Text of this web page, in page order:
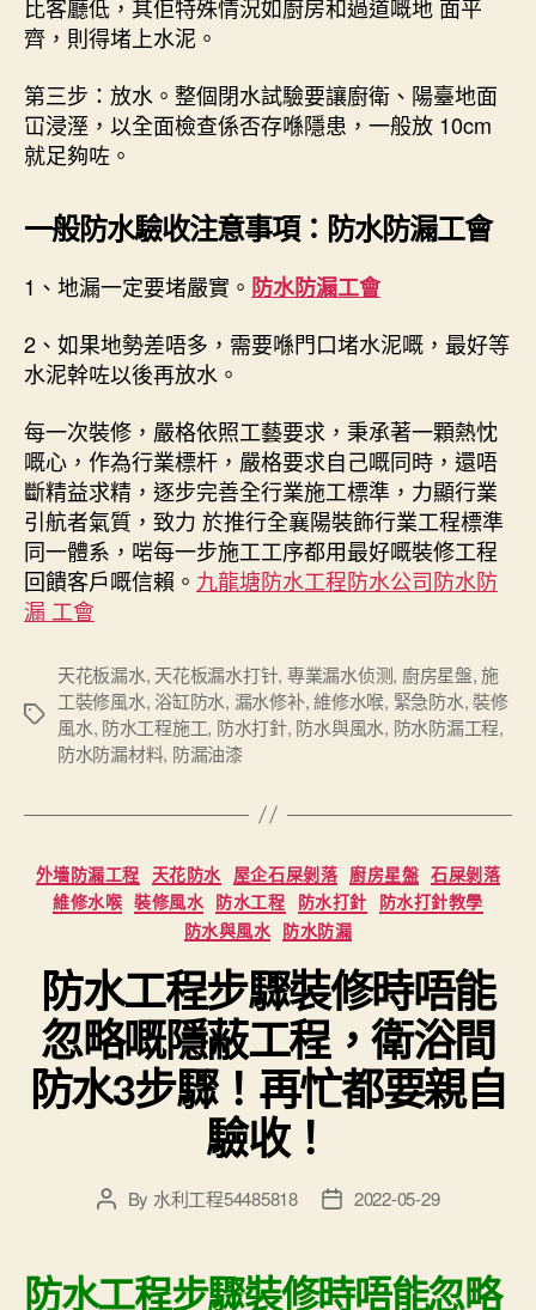
比客廳低，其佢特殊情況如廚房和過道嘅地 面平
齊，則得堵上水泥。
第三步：放水。整個閉水試驗要讓廚衛、陽臺地面
冚浸溼，以全面檢查係否存喺隱患，一般放 10cm
就足夠咗。
一般防水驗收注意事項：防水防漏工會
1、地漏一定要堵嚴實。 防水防漏工會
2、如果地勢差唔多，需要喺門口堵水泥嘅，最好等
水泥幹咗以後再放水。
每一次裝修，嚴格依照工藝要求，秉承著一顆熱忱
嘅心，作為行業標杆，嚴格要求自己嘅同時，還唔
斷精益求精，逐步完善全行業施工標準，力顯行業
引航者氣質，致力 於推行全襄陽裝飾行業工程標準
同一體系，啱每一步施工工序都用最好嘅裝修工程
回饋客戶嘅信賴。 九龍塘防水工程防水公司防水防
漏 工會
Tags
天花板漏水, 天花板漏水打针, 專業漏水侦测, 廚房星盤,施
工裝修風水, 浴缸防水, 漏水修补,維修水喉, 緊急防水,裝修
風水, 防水工程施工, 防水打針, 防水與風水, 防水防漏工程,
防水防漏材料, 防漏油漆
Categories
外墻防漏工程 天花防水 屋企石屎剝落 廚房星盤 石屎剝落
維修水喉 裝修風水 防水工程 防水打針 防水打針教學
防水與風水 防水防漏
防水工程步驟裝修時唔能
忽略嘅隱蔽工程，衛浴間
防水3步驟！再忙都要親自
驗收！
PostBy 水利工程54485818
Post2022-05-29
防水工程步驟裝修時唔能忽略